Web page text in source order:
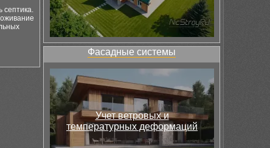
септика.
Фасадные системы
Учет ветровых и
температурных деформаций